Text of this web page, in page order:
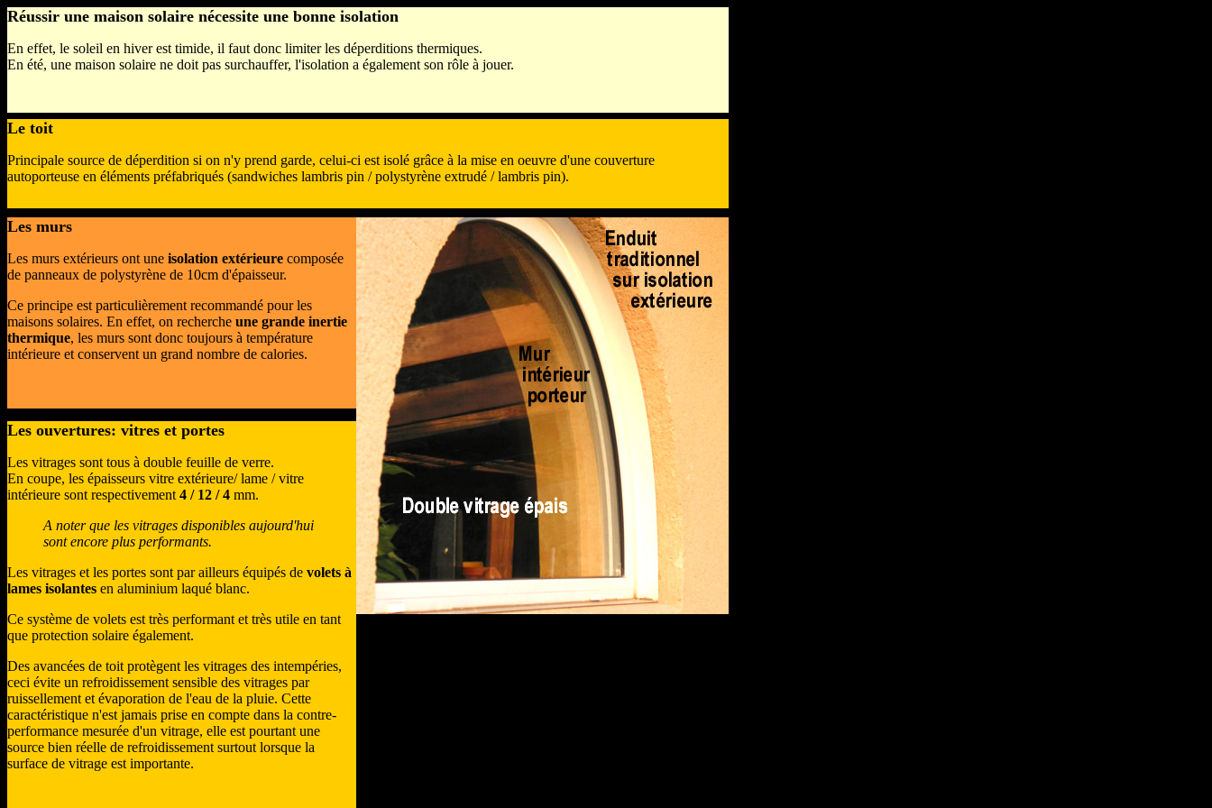
Réussir une maison solaire nécessite une bonne isolation
En effet, le soleil en hiver est timide, il faut donc limiter les déperditions thermiques.
En été, une maison solaire ne doit pas surchauffer, l'isolation a également son rôle à jouer.
Le toit
Principale source de déperdition si on n'y prend garde, celui-ci est isolé grâce à la mise en oeuvre d'une couverture
autoporteuse en éléments préfabriqués (sandwiches lambris pin / polystyrène extrudé / lambris pin).
Les murs
Les murs extérieurs ont une isolation extérieure composée
de panneaux de polystyrène de 10cm d'épaisseur.
Ce principe est particulièrement recommandé pour les
maisons solaires. En effet, on recherche une grande inertie
thermique, les murs sont donc toujours à température
intérieure et conservent un grand nombre de calories.
Les ouvertures: vitres et portes
Les vitrages sont tous à double feuille de verre.
En coupe, les épaisseurs vitre extérieure/ lame / vitre
intérieure sont respectivement 4 / 12 / 4 mm.
A noter que les vitrages disponibles aujourd'hui
sont encore plus performants.
Les vitrages et les portes sont par ailleurs équipés de volets à
lames isolantes en aluminium laqué blanc.
Ce système de volets est très performant et très utile en tant
que protection solaire également.
Des avancées de toit protègent les vitrages des intempéries,
ceci évite un refroidissement sensible des vitrages par
ruissellement et évaporation de l'eau de la pluie. Cette
caractéristique n'est jamais prise en compte dans la contre-
performance mesurée d'un vitrage, elle est pourtant une
source bien réelle de refroidissement surtout lorsque la
surface de vitrage est importante.